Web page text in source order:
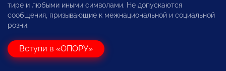
тире и любыми иными символами. Не допускаются
сообщения, призывающие к межнациональной и социальной
розни.
Вступи в «ОПОРУ»